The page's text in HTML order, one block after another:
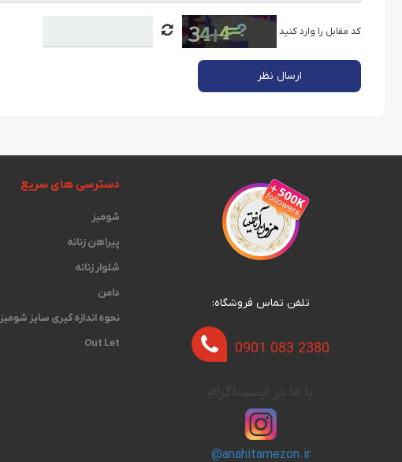
کد مقابل را وارد کنید
ارسال نظر
تلفن تماس فروشگاه:
0901 083 2380
@anahitamezon.ir
دسترسی های سریع
شومیز
پیراهن زنانه
شلوار زنانه
دامن
نحوه اندازه گیری ‫سایز شومیز
Out Let